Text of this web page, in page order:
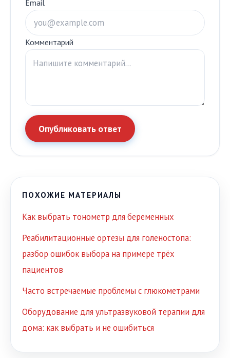
Email
Комментарий
Опубликовать ответ
ПОХОЖИЕ МАТЕРИАЛЫ
Как выбрать тонометр для беременных
Реабилитационные ортезы для голеностопа:
разбор ошибок выбора на примере трёх
пациентов
Часто встречаемые проблемы с глюкометрами
Оборудование для ультразвуковой терапии для
дома: как выбрать и не ошибиться